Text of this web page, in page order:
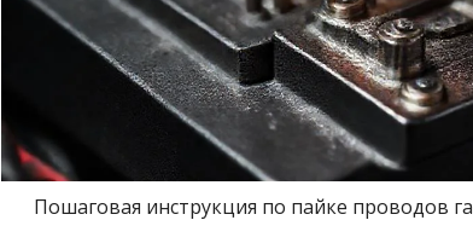
Пошаговая инструкция по пайке проводов